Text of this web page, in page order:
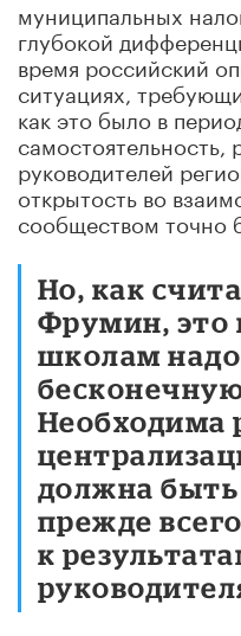
муниципальных
глубокой
время российский
ситуациях,
как это было в
самостоятельность,
руководителей
открытость во
сообществом точно
Но, как
Фрумин, это
школам надо
Необходима
должна быть
прежде
к